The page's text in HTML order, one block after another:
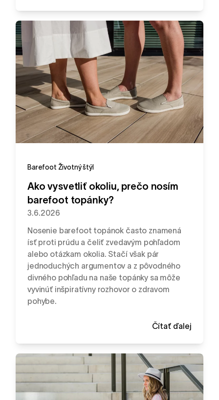
Barefoot Životný štýl
Ako vysvetliť okoliu, prečo nosím
barefoot topánky?
3.6.2026
Nosenie barefoot topánok často znamená
ísť proti prúdu a čeliť zvedavým pohľadom
alebo otázkam okolia. Stačí však pár
jednoduchých argumentov a z pôvodného
divného pohľadu na naše topánky sa môže
vyvinúť inšpiratívny rozhovor o zdravom
pohybe.
Čítať ďalej